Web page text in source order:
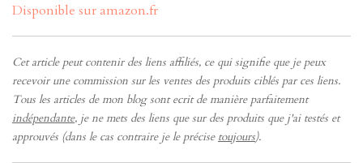
Disponible sur amazon.fr
Cet article peut contenir des liens affiliés, ce qui signifie que je peux
recevoir une commission sur les ventes des produits ciblés par ces liens.
Tous les articles de mon blog sont ecrit de manière parfaitement
indépendante, je ne mets des liens que sur des produits que j'ai testés et
approuvés (dans le cas contraire je le précise toujours).